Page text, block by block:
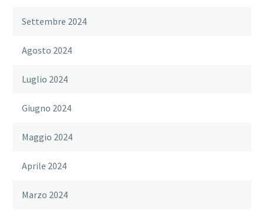
Settembre 2024
Agosto 2024
Luglio 2024
Giugno 2024
Maggio 2024
Aprile 2024
Marzo 2024